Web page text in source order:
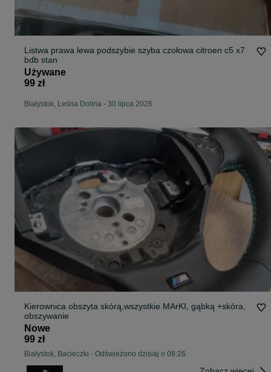
Listwa prawa lewa podszybie szyba czołowa citroen c5 x7
bdb stan
Używane
99 zł
Białystok, Leśna Dolina - 30 lipca 2026
Kierownica obszyta skórą,wszystkie MArKI, gąbką +skóra,
obszywanie
Nowe
99 zł
Białystok, Bacieczki - Odświeżono dzisiaj o 08:26